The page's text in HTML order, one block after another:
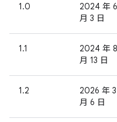
1.0
2024 年 6
月 3 日
1.1
2024 年 8
月 13 日
1.2
2026 年 3
月 6 日